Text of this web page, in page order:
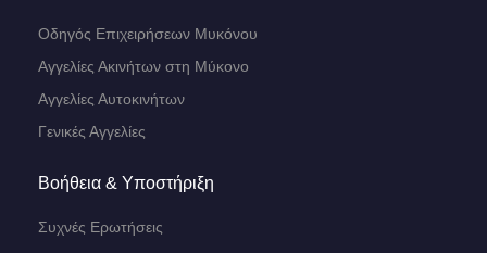
Οδηγός Επιχειρήσεων Μυκόνου
Αγγελίες Ακινήτων στη Μύκονο
Αγγελίες Αυτοκινήτων
Γενικές Αγγελίες
Βοήθεια & Υποστήριξη
Συχνές Ερωτήσεις